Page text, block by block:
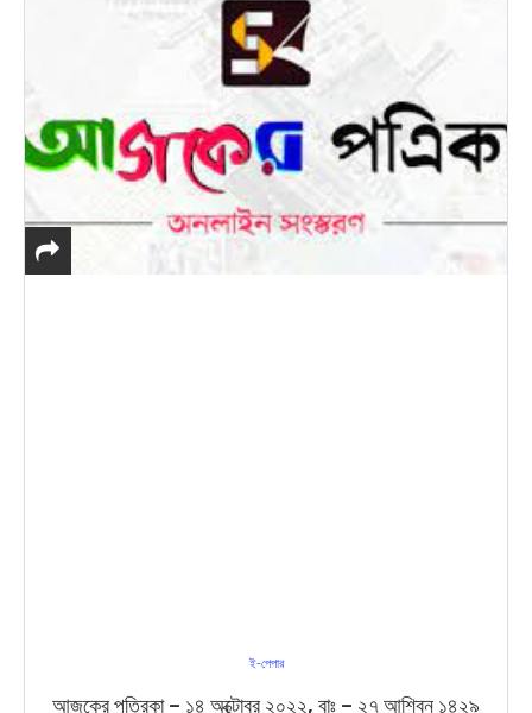
ই-পেপার
আজকের পত্রিকা – ১৪ অক্টোবর ২০২২, বাঃ – ২৭ আশ্বিন ১৪২৯